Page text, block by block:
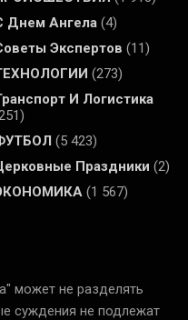
Днем Ангела (4)
Экспертов (11)
(273)
И Логистика
(5 423)
Праздники (2)
(1 567)
может не разделять
суждения не подлежат